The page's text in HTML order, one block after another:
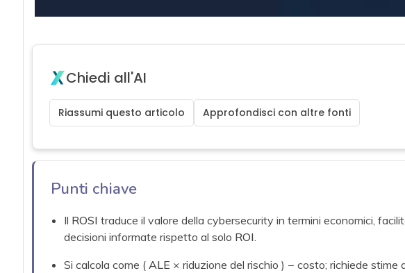
Chiedi all'AI
Riassumi questo articolo Approfondisci con altre fonti
Punti chiave
Il ROSI traduce il valore della cybersecurity in termini economici,
decisioni informate rispetto al solo ROI.
Si calcola come ( ALE × riduzione del rischio ) − costo; richiede stime